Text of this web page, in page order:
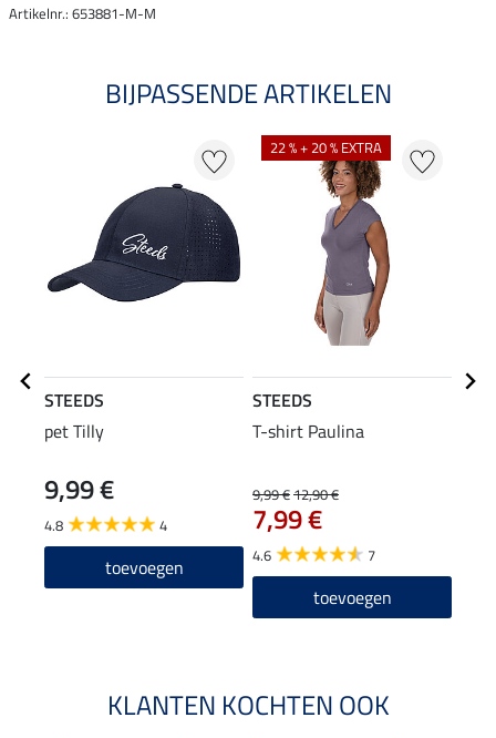
Artikelnr.: 653881-M-M
BIJPASSENDE ARTIKELEN
STEEDS
pet Tilly
9,99 €
4.8 4
toevoegen
22 % + 20 % EXTRA
STEEDS
T-shirt Paulina
9,99 €12,90 €
7,99 €
4.6 7
toevoegen
KLANTEN KOCHTEN OOK